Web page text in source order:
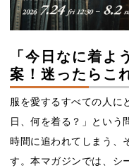
「今日なに着よ
案！迷ったらこ
服を愛するすべての人に
日、何を着る？」という
時間に追われてしまう、
す。本マガジンでは、シ